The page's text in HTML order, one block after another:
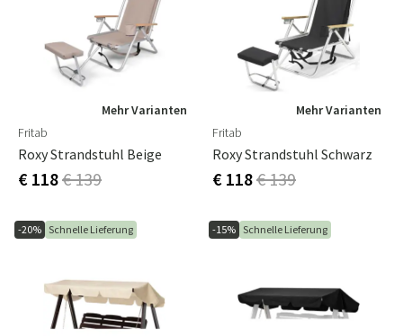
Mehr Varianten
Fritab
Roxy Strandstuhl Beige
€ 118€ 139
Mehr Varianten
Fritab
Roxy Strandstuhl Schwarz
€ 118€ 139
-20% Schnelle Lieferung -15% Schnelle Lieferung